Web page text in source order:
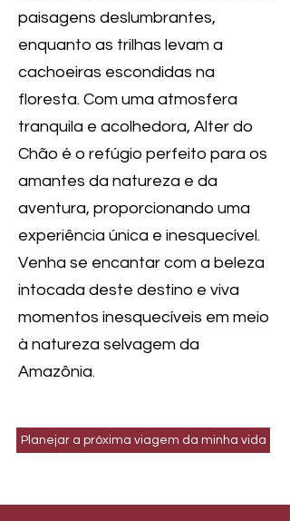
paisagens deslumbrantes,
enquanto as trilhas levam a
cachoeiras escondidas na
floresta. Com uma atmosfera
tranquila e acolhedora, Alter do
Chão é o refúgio perfeito para os
amantes da natureza e da
aventura, proporcionando uma
experiência única e inesquecível.
Venha se encantar com a beleza
intocada deste destino e viva
momentos inesquecíveis em meio
à natureza selvagem da
Amazônia.
Planejar a próxima viagem da minha vida